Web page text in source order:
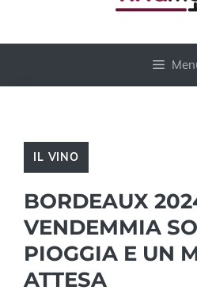
IL VINO
BORDEAUX
VENDEMMIA
PIOGGIA E UN
ATTESA